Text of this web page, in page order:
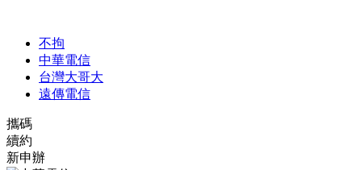
不拘
中華電信
台灣大哥大
遠傳電信
攜碼
續約
新申辦